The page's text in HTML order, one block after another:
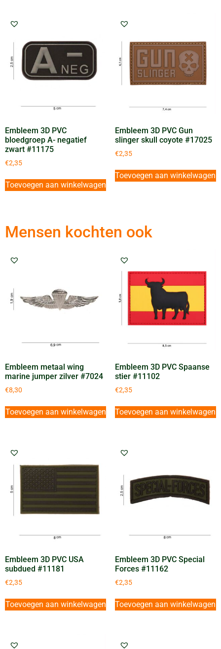
Embleem 3D PVC
bloedgroep A- negatief
zwart #11175
€2,35
Toevoegen aan winkelwagen
Embleem 3D PVC Gun
slinger skull coyote #17025
€2,35
Toevoegen aan winkelwagen
Mensen kochten ook
Embleem metaal wing
marine jumper zilver #7024
€8,30
Toevoegen aan winkelwagen
Embleem 3D PVC Spaanse
stier #11102
€2,35
Toevoegen aan winkelwagen
Embleem 3D PVC USA
subdued #11181
€2,35
Toevoegen aan winkelwagen
Embleem 3D PVC Special
Forces #11162
€2,35
Toevoegen aan winkelwagen